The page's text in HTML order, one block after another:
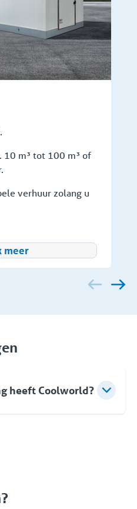
10 m³ tot 100 m³ of
verhuur zolang u
meer
heeft Coolworld?
(Veiligheid) en ISO